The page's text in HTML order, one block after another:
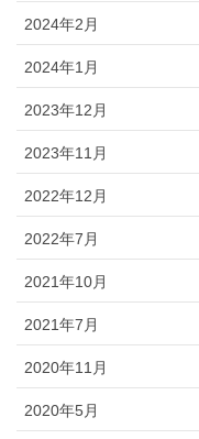
2024年2月
2024年1月
2023年12月
2023年11月
2022年12月
2022年7月
2021年10月
2021年7月
2020年11月
2020年5月